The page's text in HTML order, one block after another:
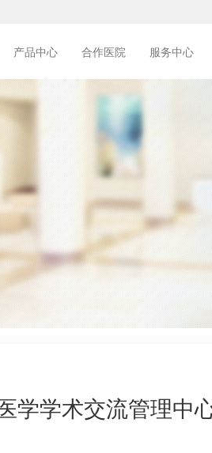
产品中心 合作医院 服务中心
学学术交流管理中